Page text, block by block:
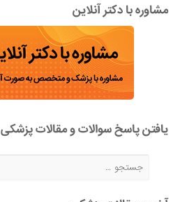
مشاوره با دکتر آنلاین
یافتن پاسخ سوالات و مقالات پزشکی